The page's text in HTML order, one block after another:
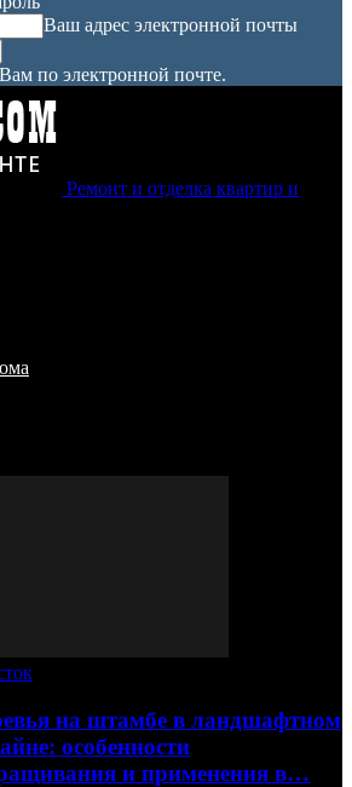
Ваш адрес электронной почты
по электронной почте.
Ремонт и отделка квартир и
на штамбе в ландшафтном
особенности
и применения в…